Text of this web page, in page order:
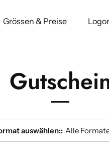
Grössen & Preise
auswählen:: Alle